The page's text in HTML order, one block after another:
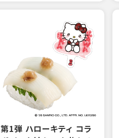
第1弾 ハローキティ コラ